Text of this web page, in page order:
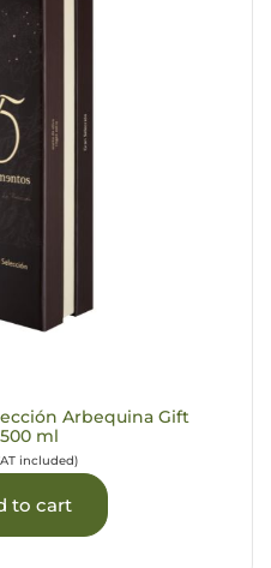
Arbequina Gift
ml
included)
to cart